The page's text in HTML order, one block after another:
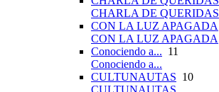
CHARLA DE QUERIDAS
CON LA LUZ APAGADA
CON LA LUZ APAGADA
Conociendo a... 11
Conociendo a...
CULTUNAUTAS 10